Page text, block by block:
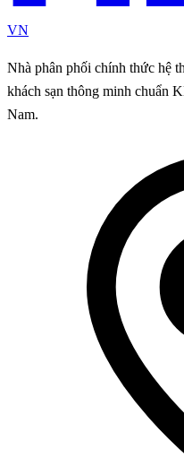
VN
Nhà phân phối chính thức hệ
khách sạn thông minh chuẩn
Nam.